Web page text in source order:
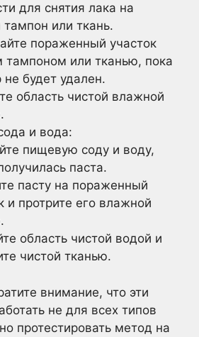
для снятия лака на
тампон или ткань.
пораженный участок
тампоном или тканью, пока
не будет удален.
область чистой влажной
и вода:
пищевую соду и воду,
паста.
пасту на пораженный
и протрите его влажной
область чистой водой и
чистой тканью.
внимание, что эти
не для всех типов
протестировать метод на